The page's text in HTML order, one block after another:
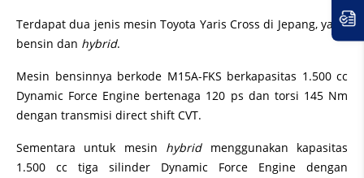
Terdapat dua jenis mesin Toyota Yaris Cross di Jepang, yaitu
bensin dan hybrid.
Mesin bensinnya berkode M15A-FKS berkapasitas 1.500 cc
Dynamic Force Engine bertenaga 120 ps dan torsi 145 Nm
dengan transmisi direct shift CVT.
Sementara untuk mesin hybridmenggunakan kapasitas
1.500 cc tiga silinder Dynamic Force Engine dengan